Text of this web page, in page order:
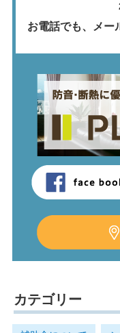
お電話でも、メー
カテゴリー